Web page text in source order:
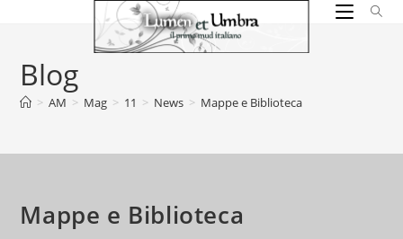
Blog
> AM > Mag > 11 > News > Mappe e Biblioteca
Mappe e Biblioteca